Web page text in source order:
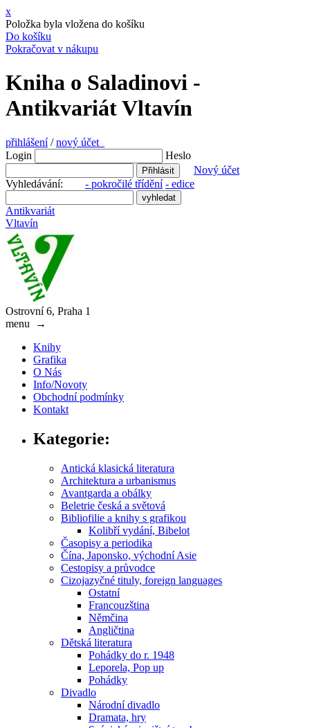
x
Položka byla vložena do košíku
Do košíku
Pokračovat v nákupu
Kniha o Saladinovi -
Antikvariát Vltavín
přihlášení/nový účet
Login
Heslo
Nový účet
Vyhledávání: - pokročilé třídění - edice
Antikvariát
Vltavín
Ostrovní 6, Praha 1
menu
→
Knihy
Grafika
O Nás
Info/Novoty
Obchodní podmínky
Kontakt
Kategorie:
Antická klasická literatura
Architektura a urbanismus
Avantgarda a obálky
Beletrie česká a světová
Bibliofilie a knihy s grafikou
Kolibří vydání, Bibelot
Časopisy a periodika
Čína, Japonsko, východní Asie
Cestopisy a průvodce
Cizojazyčné tituly, foreign languages
Ostatní
Francouzština
Němčina
Angličtina
Dětská literatura
Pohádky do r. 1948
Leporela, Pop up
Pohádky
Divadlo
Národní divadlo
Dramata, hry